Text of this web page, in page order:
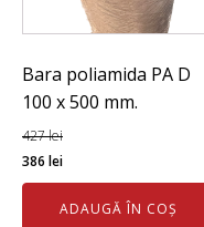
Bara poliamida PA D
100 x 500 mm.
427lei
Prețul
inițial
386 leiPrețul
curent
este:
ADAUGĂ ÎN COȘ